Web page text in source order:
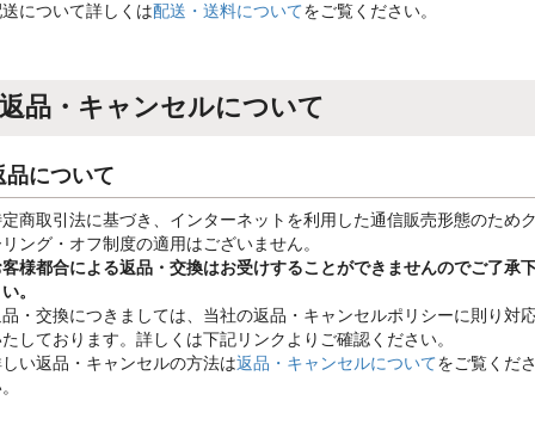
について詳しくは配送・送料についてをご覧ください。
返品・キャンセルについて
品について
商取引法に基づき、インターネットを利用した通信販売形態のため
ング・オフ制度の適用はございません。
様都合による返品・交換はお受けすることができませんのでご了承
。
・交換につきましては、当社の返品・キャンセルポリシーに則り対
しております。詳しくは下記リンクよりご確認ください。
い返品・キャンセルの方法は返品・キャンセルについてをご覧くだ